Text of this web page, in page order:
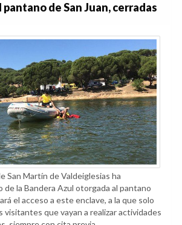
pantano de San Juan, cerradas
San Martín de Valdeiglesias ha
de la Bandera Azul otorgada al pantano
el acceso a este enclave, a la que solo
visitantes que vayan a realizar actividades